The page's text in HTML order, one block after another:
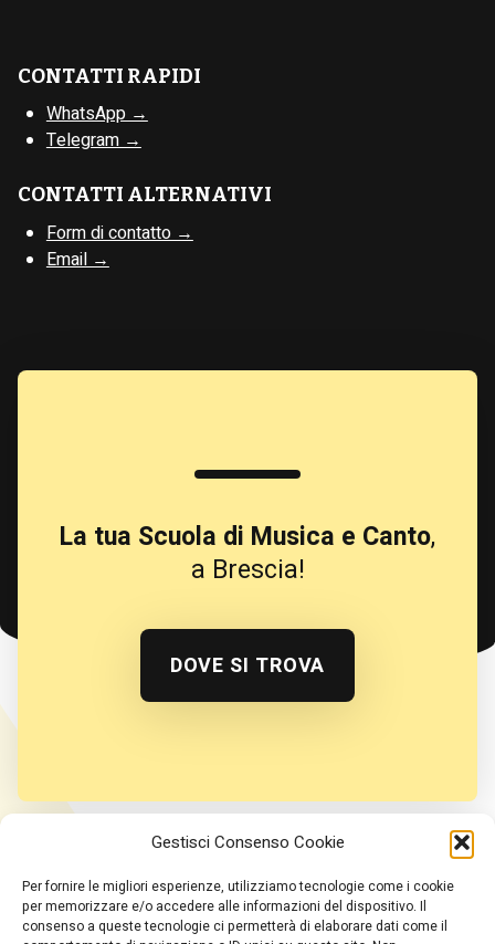
Gestisci Consenso Cookie
Per fornire le migliori esperienze, utilizziamo tecnologie come i cookie
per memorizzare e/o accedere alle informazioni del dispositivo. Il
consenso a queste tecnologie ci permetterà di elaborare dati come il
CONTATTI RAPIDI
WhatsApp →
Telegram →
CONTATTI ALTERNATIVI
Form di contatto →
Email →
La tua Scuola di Musica e Canto,
a Brescia!
DOVE SI TROVA
TikTok InstagramYouTube